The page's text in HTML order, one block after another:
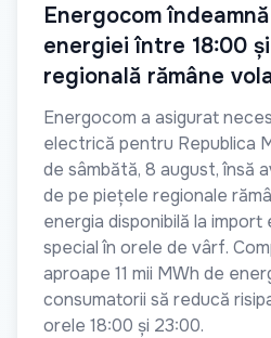
Energocom
energiei între 18:00
regională rămâne
Energocom a asigurat
electrică pentru Republica
de sâmbătă, 8 august, însă
de pe piețele regionale
energia disponibilă la import
special în orele de vârf.
aproape 11 mii MWh de
consumatorii să reducă
orele 18:00 și 23:00.